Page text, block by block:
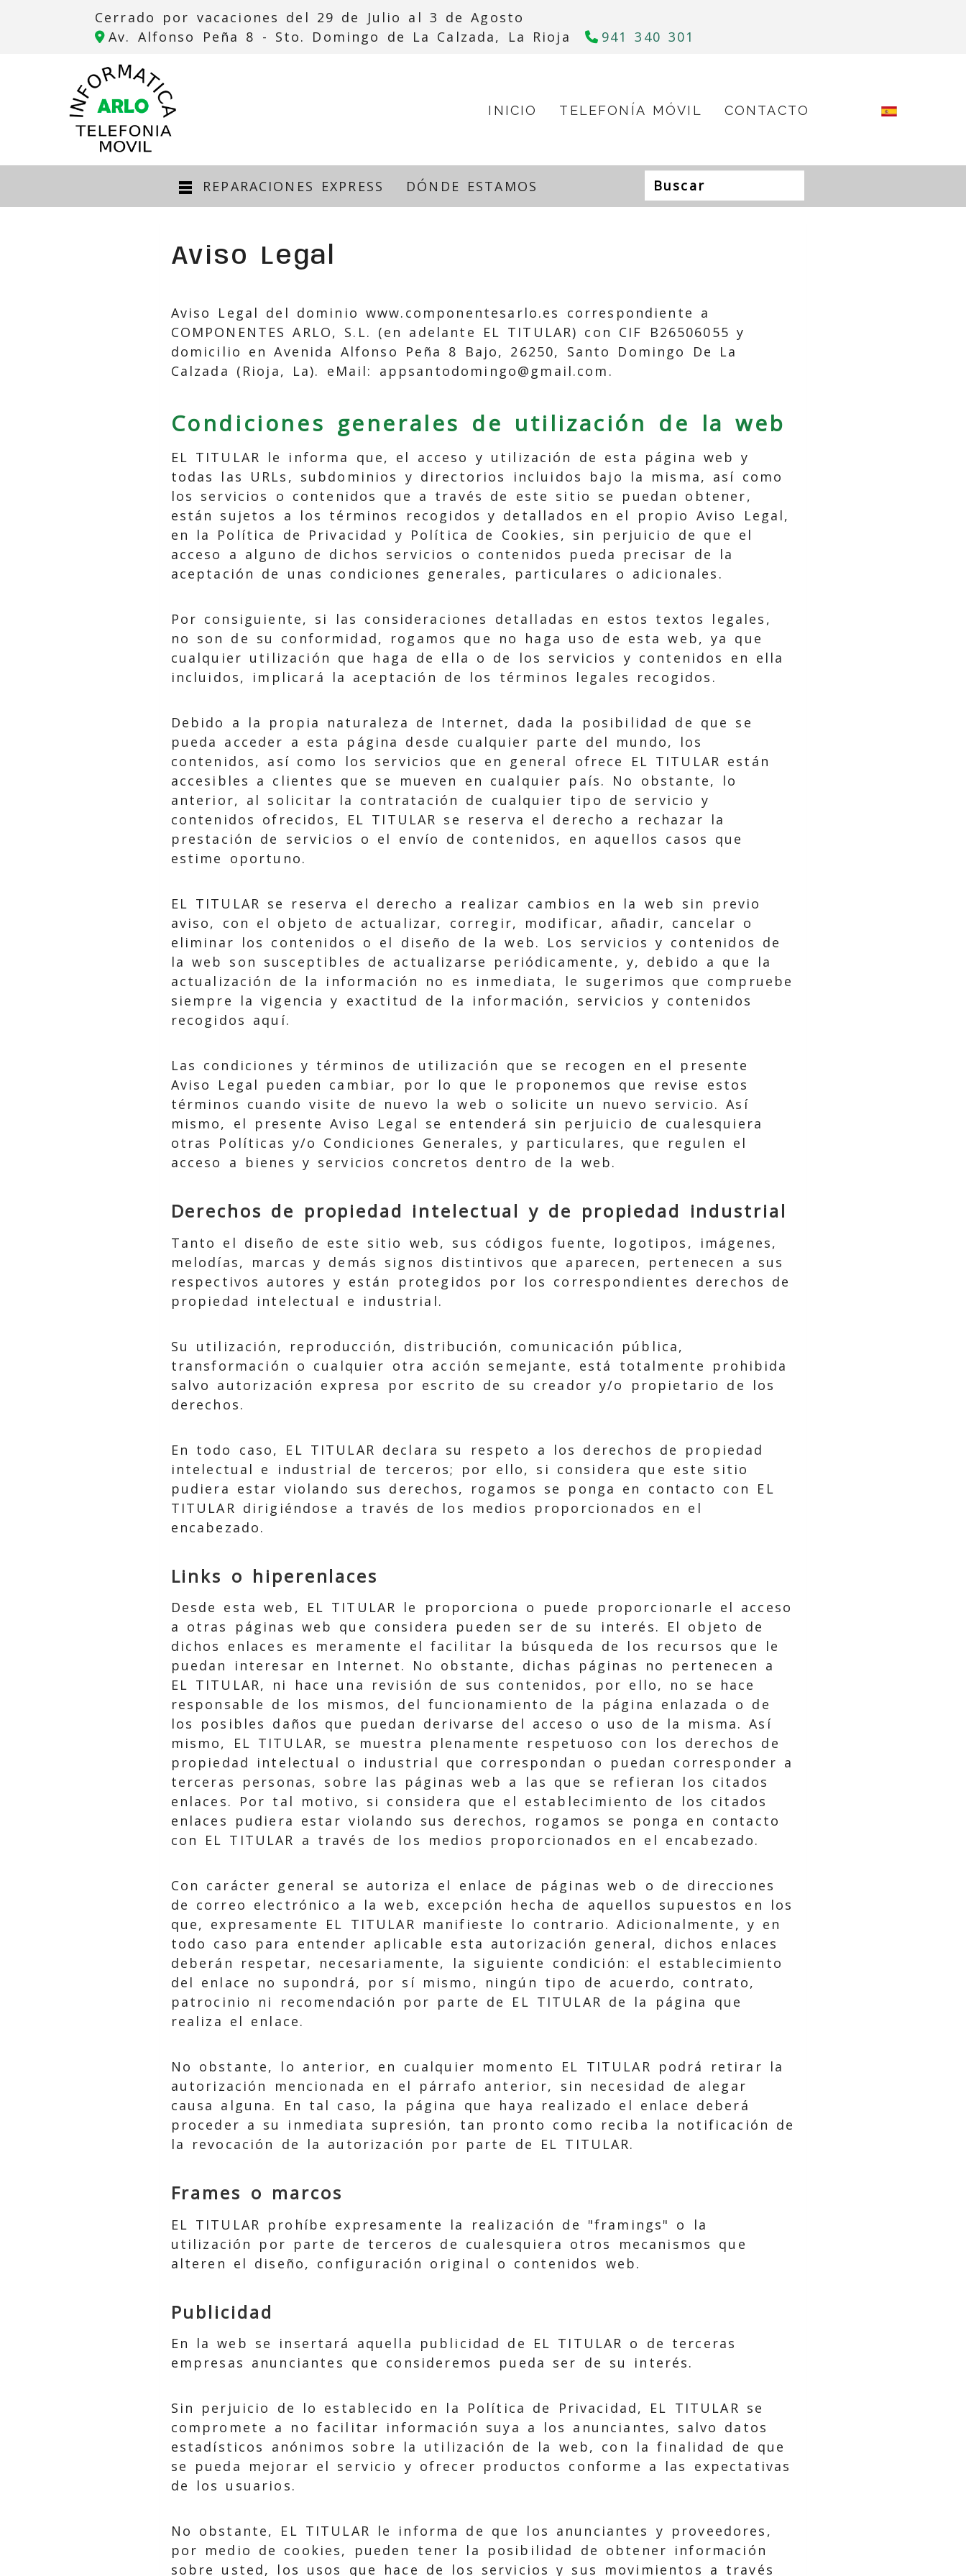
Cerrado por vacaciones del 29 de Julio al 3 de Agosto
Av. Alfonso Peña 8 - Sto. Domingo de La Calzada, La Rioja 941 340 301
INICIO TELEFONÍA MÓVIL CONTACTO
REPARACIONES EXPRESS DÓNDE ESTAMOS
Aviso Legal
Aviso Legal del dominio www.componentesarlo.es
correspondiente a
COMPONENTES ARLO, S.L. (en adelante EL TITULAR) con CIF B26506055 y
domicilio enAvenida Alfonso Peña 8 Bajo, 26250, Santo Domingo De La
Calzada ( Rioja, La). eMail: appsantodomingo@gmail.com .
Condiciones generales de utilización de la web
EL TITULAR le informa que, el acceso y utilización de esta página web y
todas las URLs, subdominios y directorios incluidos bajo la misma, así como
los servicios o contenidos que a través de este sitio se puedan obtener,
están sujetos a los términos recogidos y detallados en el propio Aviso Legal,
en la Política de Privacidad y Política de Cookies, sin perjuicio de que el
acceso a alguno de dichos servicios o contenidos pueda precisar de la
aceptación de unas condiciones generales, particulares o adicionales.
Por consiguiente, si las consideraciones detalladas en estos textos legales,
no son de su conformidad, rogamos que no haga uso de esta web, ya que
cualquier utilización que haga de ella o de los servicios y contenidos en ella
incluidos, implicará la aceptación de los términos legales recogidos.
Debido a la propia naturaleza de Internet, dada la posibilidad de que se
pueda acceder a esta página desde cualquier parte del mundo, los
contenidos, así como los servicios que en general ofrece EL TITULAR están
accesibles a clientes que se mueven en cualquier país. No obstante, lo
anterior, al solicitar la contratación de cualquier tipo de servicio y
contenidos ofrecidos, EL TITULAR se reserva el derecho a rechazar la
prestación de servicios o el envío de contenidos, en aquellos casos que
estime oportuno.
EL TITULAR se reserva el derecho a realizar cambios en la web sin previo
aviso, con el objeto de actualizar, corregir, modificar, añadir, cancelar o
eliminar los contenidos o el diseño de la web. Los servicios y contenidos de
la web son susceptibles de actualizarse periódicamente, y, debido a que la
actualización de la información no es inmediata, le sugerimos que compruebe
siempre la vigencia y exactitud de la información, servicios y contenidos
recogidos aquí.
Las condiciones y términos de utilización que se recogen en el presente
Aviso Legal pueden cambiar, por lo que le proponemos que revise estos
términos cuando visite de nuevo la web o solicite un nuevo servicio. Así
mismo, el presente Aviso Legal se entenderá sin perjuicio de cualesquiera
otras Políticas y/o Condiciones Generales, y particulares, que regulen el
acceso a bienes y servicios concretos dentro de la web.
Derechos de propiedad intelectual y de propiedad industrial
Tanto el diseño de este sitio web, sus códigos fuente, logotipos, imágenes,
melodías, marcas y demás signos distintivos que aparecen, pertenecen a sus
respectivos autores y están protegidos por los correspondientes derechos de
propiedad intelectual e industrial.
Su utilización, reproducción, distribución, comunicación pública,
transformación o cualquier otra acción semejante, está totalmente prohibida
salvo autorización expresa por escrito de su creador y/o propietario de los
derechos.
En todo caso, EL TITULAR declara su respeto a los derechos de propiedad
intelectual e industrial de terceros; por ello, si considera que este sitio
pudiera estar violando sus derechos, rogamos se ponga en contacto con EL
TITULAR dirigiéndose a través de los medios proporcionados en el
encabezado.
Links o hiperenlaces
Desde esta web, EL TITULAR le proporciona o puede proporcionarle el acceso
a otras páginas web que considera pueden ser de su interés. El objeto de
dichos enlaces es meramente el facilitar la búsqueda de los recursos que le
puedan interesar en Internet. No obstante, dichas páginas no pertenecen a
EL TITULAR, ni hace una revisión de sus contenidos, por ello, no se hace
responsable de los mismos, del funcionamiento de la página enlazada o de
los posibles daños que puedan derivarse del acceso o uso de la misma. Así
mismo, EL TITULAR, se muestra plenamente respetuoso con los derechos de
propiedad intelectual o industrial que correspondan o puedan corresponder a
terceras personas, sobre las páginas web a las que se refieran los citados
enlaces. Por tal motivo, si considera que el establecimiento de los citados
enlaces pudiera estar violando sus derechos, rogamos se ponga en contacto
con EL TITULAR a través de los medios proporcionados en el encabezado.
Con carácter general se autoriza el enlace de páginas web o de direcciones
de correo electrónico a la web, excepción hecha de aquellos supuestos en los
que, expresamente EL TITULAR manifieste lo contrario. Adicionalmente, y en
todo caso para entender aplicable esta autorización general, dichos enlaces
deberán respetar, necesariamente, la siguiente condición: el establecimiento
del enlace no supondrá, por sí mismo, ningún tipo de acuerdo, contrato,
patrocinio ni recomendación por parte de EL TITULAR de la página que
realiza el enlace.
No obstante, lo anterior, en cualquier momento EL TITULAR podrá retirar la
autorización mencionada en el párrafo anterior, sin necesidad de alegar
causa alguna. En tal caso, la página que haya realizado el enlace deberá
proceder a su inmediata supresión, tan pronto como reciba la notificación de
la revocación de la autorización por parte de EL TITULAR.
Frames o marcos
EL TITULAR prohíbe expresamente la realización de "framings" o la
utilización por parte de terceros de cualesquiera otros mecanismos que
alteren el diseño, configuración original o contenidos web.
Publicidad
En la web se insertará aquella publicidad de EL TITULAR o de terceras
empresas anunciantes que consideremos pueda ser de su interés.
Sin perjuicio de lo establecido en la Política de Privacidad, EL TITULAR se
compromete a no facilitar información suya a los anunciantes, salvo datos
estadísticos anónimos sobre la utilización de la web, con la finalidad de que
se pueda mejorar el servicio y ofrecer productos conforme a las expectativas
de los usuarios.
No obstante, EL TITULAR le informa de que los anunciantes y proveedores,
por medio de cookies, pueden tener la posibilidad de obtener información
sobre usted, los usos que hace de los servicios y sus movimientos a través